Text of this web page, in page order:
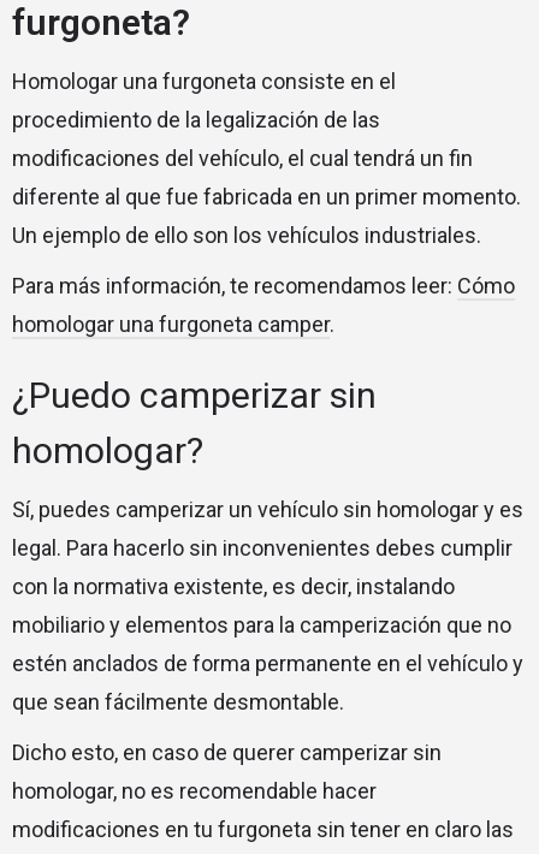
furgoneta?
Homologar una furgoneta consiste en el
procedimiento de la legalización de las
modificaciones del vehículo, el cual tendrá un fin
diferente al que fue fabricada en un primer momento.
Un ejemplo de ello son los vehículos industriales.
Para más información, te recomendamos leer: Cómo
homologar una furgoneta camper.
¿Puedo camperizar sin
homologar?
Sí, puedes camperizar un vehículo sin homologar y es
legal. Para hacerlo sin inconvenientes debes cumplir
con la normativa existente, es decir, instalando
mobiliario y elementos para la camperización que no
estén anclados de forma permanente en el vehículo y
que sean fácilmente desmontable.
Dicho esto, en caso de querer camperizar sin
homologar, no es recomendable hacer
modificaciones en tu furgoneta sin tener en claro las